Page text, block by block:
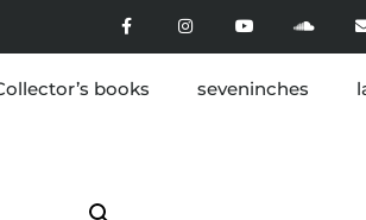
books seveninches